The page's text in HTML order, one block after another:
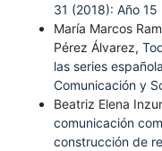
31 (2018): Año 15
María Marcos
Pérez Álvarez,
las series
Comunicación y
Beatriz Elena
comunicación
construcción de